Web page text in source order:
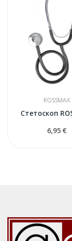
ROSSMAX
Стетоскоп
6,95 €